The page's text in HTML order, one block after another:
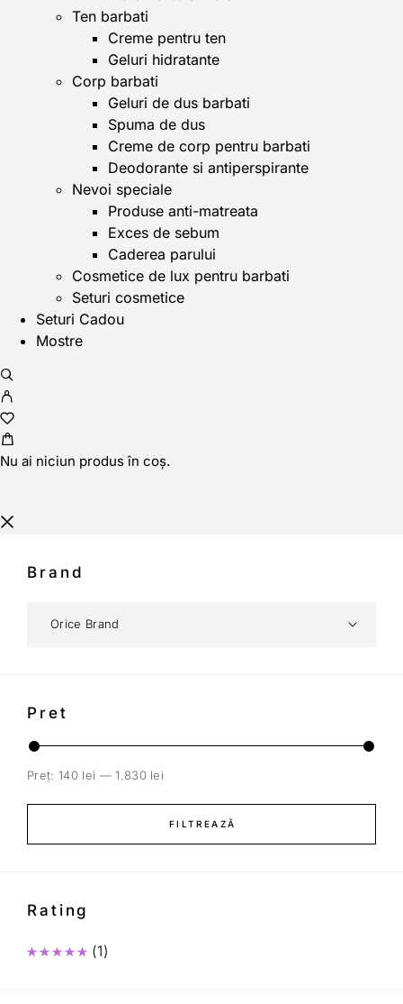
Ten barbati
Creme pentru ten
Geluri hidratante
Corp barbati
Geluri de dus barbati
Spuma de dus
Creme de corp pentru barbati
Deodorante si antiperspirante
Nevoi speciale
Produse anti-matreata
Exces de sebum
Caderea parului
Cosmetice de lux pentru barbati
Seturi cosmetice
Seturi Cadou
Mostre
Nu ai niciun produs în coș.
Brand
Pret
FILTREAZĂ
Preț: 140 lei —1.830 lei
Rating
Evaluat la
(1)